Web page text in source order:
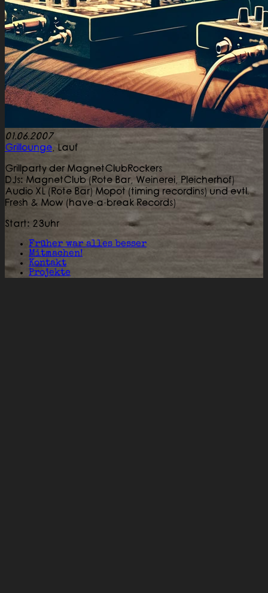
01.06.2007
Grillounge, Lauf
Grillparty der MagnetClubRockers
DJs: MagnetClub (Rote Bar, Weinerei, Pleicherhof)
Audio XL (Rote Bar) Mopot (timing recordins) und evtl.
Fresh & Mow (have-a-break Records)
Start: 23uhr
Früher war alles besser
Mitmachen!
Kontakt
Projekte